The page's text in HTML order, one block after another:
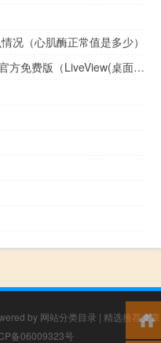
况（心肌酶正常值是多少）
LiveView(桌面录屏软件) V3.6.1.0 官方免费版（LiveView(桌面录屏软件) V3.6.1.0 官方免费版功能简介）
by 网站分类目录 | 精选推荐文章
备06009323号